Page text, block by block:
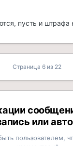
пусть и штрафа
Страница 6 из 22
или
пользователем,